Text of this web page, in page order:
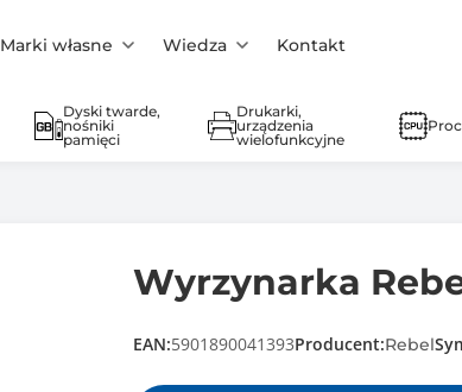
Marki własne Wiedza Kontakt
Dyski twarde,
nośniki
pamięci
Drukarki,
urządzenia
wielofunkcyjne
Wyrzynarka
EAN:5901890041393Producent:Rebel